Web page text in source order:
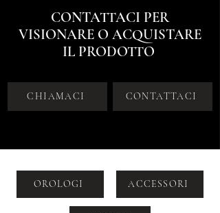
CONTATTACI PER
VISIONARE O ACQUISTARE
IL PRODOTTO
CHIAMACI CONTATTACI
OROLOGI ACCESSORI